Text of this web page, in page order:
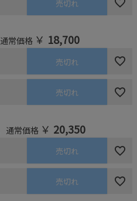
売切れ
通常価格 ￥ 18,700
売切れ
売切れ
通常価格 ￥ 20,350
売切れ
売切れ